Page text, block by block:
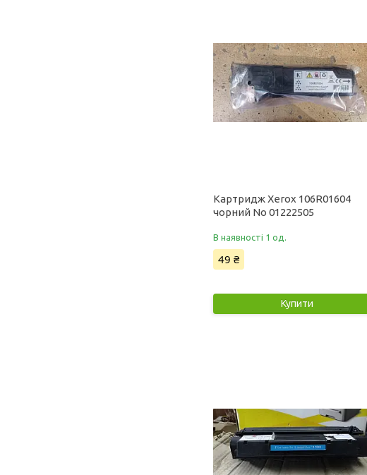
Картридж Xerox 106R01604
чорний No 01222505
В наявності 1 од.
49 ₴
Купити